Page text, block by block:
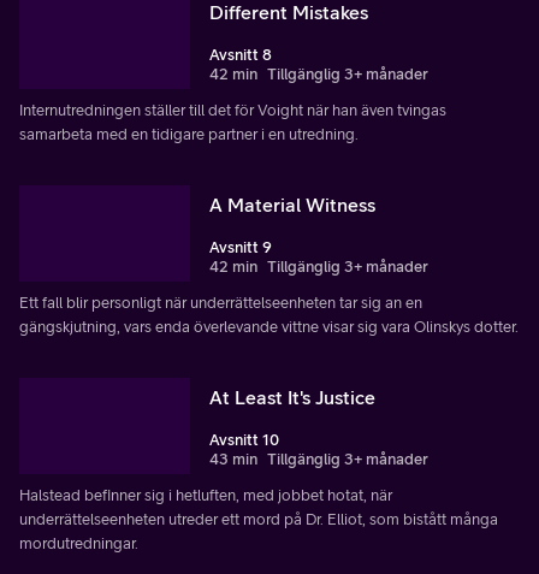
Different Mistakes
Avsnitt 8
42 min Tillgänglig 3+ månader
Internutredningen ställer till det för Voight när han även tvingas
samarbeta med en tidigare partner i en utredning.
A Material Witness
Avsnitt 9
42 min Tillgänglig 3+ månader
Ett fall blir personligt när underrättelseenheten tar sig an en
gängskjutning, vars enda överlevande vittne visar sig vara Olinskys dotter.
At Least It's Justice
Avsnitt 10
43 min Tillgänglig 3+ månader
Halstead befinner sig i hetluften, med jobbet hotat, när
underrättelseenheten utreder ett mord på Dr. Elliot, som bistått många
mordutredningar.